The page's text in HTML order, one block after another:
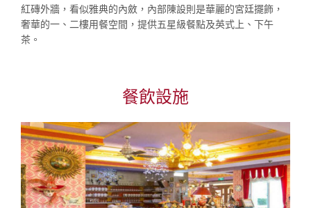
紅磚外牆，看似雅典的內斂，內部陳設則是華麗的宮廷擺飾，
奢華的一、二樓用餐空間，提供五星級餐點及英式上、下午
茶。
餐飲設施